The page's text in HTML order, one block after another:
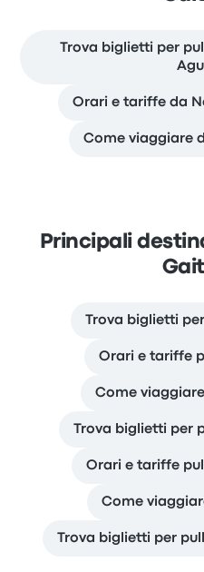
Trova biglietti per
Orari e tariffe da
Come viaggiare
Principali
Trova biglietti
Orari e tariffe
Come
Trova biglietti per
Orari e tariffe
Come
Trova biglietti per